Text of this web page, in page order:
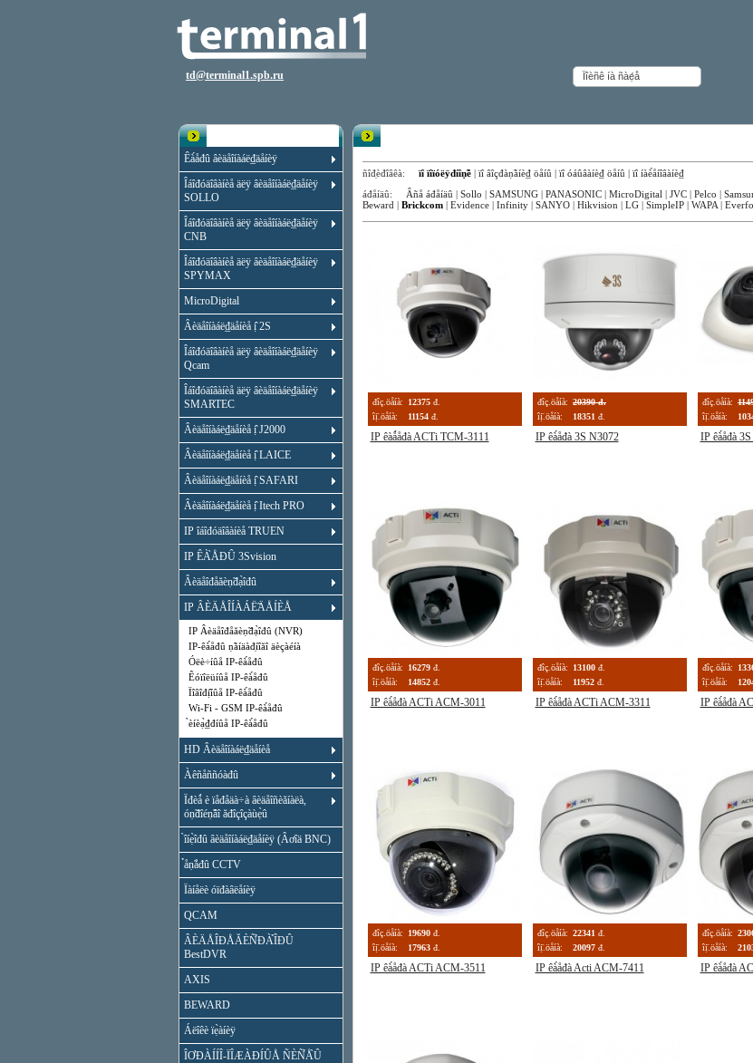
td@terminal1.spb.ru
Êà́åđû âèäåîíàáë₫äåíèÿ
Îáîđóäîâàíèå äëÿ âèäåîíàáë₫äåíèÿ
SOLLO
Îáîđóäîâàíèå äëÿ âèäåîíàáë₫äåíèÿ
CNB
Îáîđóäîâàíèå äëÿ âèäåîíàáë₫äåíèÿ
SPYMAX
MicroDigital
Âèäåîíàáë₫äåíèå ị̂ 2S
Îáîđóäîâàíèå äëÿ âèäåîíàáë₫äåíèÿ
Qcam
Îáîđóäîâàíèå äëÿ âèäåîíàáë₫äåíèÿ
SMARTEC
Âèäåîíàáë₫äåíèå ị̂ J2000
Âèäåîíàáë₫äåíèå ị̂ LAICE
Âèäåîíàáë₫äåíèå ị̂ SAFARI
Âèäåîíàáë₫äåíèå ị̂ Itech PRO
IP îáîđóäîâàíèå TRUEN
IP ÊÀ̀ÅĐÛ 3Svision
Âèäåîđåăèṇ̃đạ̀îđû
IP ÂÈÄÅÎÍÀÁË̃ÄÅÍÈÅ
IP Âèäåîđåăèṇ̃đạ̀îđû (NVR)
IP-êà́åđû ṇ̃àíäàđ̣íîăî äèçàéíà
Óëè÷íûå IP-êà́åđû
Êóïîëüíûå IP-êà́åđû
Ïîâîđị̂íûå IP-êà́åđû
Wi-Fi - GSM IP-êà́åđû
̀èíèạ̀₫đíûå IP-êà́åđû
HD Âèäåîíàáë₫äåíèå
Àêñåññóàđû
Ïđèǻ è ïåđåäà÷à âèäåîñèăíàëà,
óṇ̃đîéṇ̃âî ăđîçîçàùẹ̀û
̀îíẹ̀îđû âèäåîíàáë₫äåíèÿ (Âơîä BNC)
̉åṇ̃åđû CCTV
Ïàíåëè óïđàâëåíèÿ
QCAM
ÂÈÄÅÎĐÅĂÈÑ̉ĐÀ̉ÎĐÛ
BestDVR
AXIS
BEWARD
Áëîêè ïẹ̀àíèÿ
ÎƠĐÀÍÍÎ-ÏÎÆÀĐÍÛÅ ÑÈÑ̉Å̀Û
ñîđ̣èđîâêà: ïî ïîïóëÿđíîṇ̃è | ïî âîçđàṇ̃àíè₫ öåíû | ïî óáûâàíè₫ öåíû | ïî íàè́åíîâàíè₫
áđåíäû: Âñå áđåíäû | Sollo | SAMSUNG | PANASONIC | MicroDigital | JVC | Pelco |
Beward | Brickcom | Evidence | Infinity | SANYO | Hikvision | LG | SimpleIP | WAPA |
đîç.öåíà: 12375 đ.
îị̈.öåíà:
11154 đ.
IP êàǻåđà ACTi TCM-3111
đîç.öåíà: 20390 đ.
îị̈.öåíà:
18351 đ.
IP êà́åđà 3S N3072
đîç.öåíà:
îị̈.öåíà:
IP êà́åđà
đîç.öåíà: 16279 đ.
îị̈.öåíà:
14852 đ.
IP êà́åđà ACTi ACM-3011
đîç.öåíà: 13100 đ.
îị̈.öåíà:
11952 đ.
IP êà́åđà ACTi ACM-3311
đîç.öåíà:
îị̈.öåíà:
IP êà́åđà
đîç.öåíà: 19690 đ.
îị̈.öåíà:
17963 đ.
IP êà́åđà ACTi ACM-3511
đîç.öåíà: 22341 đ.
îị̈.öåíà:
20097 đ.
IP êà́åđà Acti ACM-7411
đîç.öåíà:
îị̈.öåíà:
IP êà́åđà